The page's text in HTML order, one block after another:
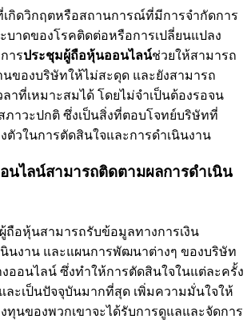
เกิดวิกฤตหรือสถานการณ์ที่มีการจำกัดการ
บาดของโรคติดต่อหรือการเปลี่ยนแปลง
ารประชุมผู้ถือหุ้นออนไลน์ช่วยให้สามารถ
นของบริษัทให้ไม่สะดุด และยังสามารถ
าที่เหมาะสมได้ โดยไม่จำเป็นต้องรอจน
าวะปกติ ซึ่งเป็นสิ่งที่ตอบโจทย์บริษัทที่
ตัวในการตัดสินใจและการดำเนินงาน
นไลน์สามารถติดตามผลการดำเนิน
ถือหุ้นสามารถรับข้อมูลทางการเงิน
นินงาน และแผนการพัฒนาต่างๆ ของบริษัท
ออนไลน์ ซึ่งทำให้การตัดสินใจในแต่ละครั้ง
ะเป็นปัจจุบันมากที่สุด เพิ่มความมั่นใจให้
ทุนของพวกเขาจะได้รับการดูแลและจัดการ